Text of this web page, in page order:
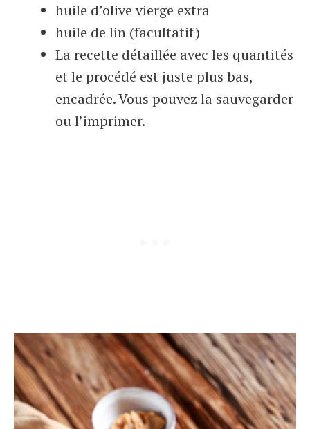
huile d’olive vierge extra
huile de lin (facultatif)
La recette détaillée avec les quantités
et le procédé est juste plus bas,
encadrée. Vous pouvez la sauvegarder
ou l’imprimer.